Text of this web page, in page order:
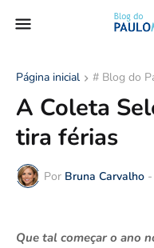
Página inicial # Blog do
A Coleta
tira férias
Por Bruna Carvalho -
Que tal começar o ano